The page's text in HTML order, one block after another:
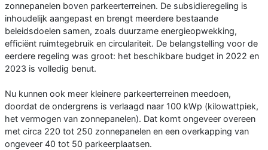
zonnepanelen boven parkeerterreinen. De subsidieregeling is
inhoudelijk aangepast en brengt meerdere bestaande
beleidsdoelen samen, zoals duurzame energieopwekking,
efficiënt ruimtegebruik en circulariteit. De belangstelling voor de
eerdere regeling was groot: het beschikbare budget in 2022 en
2023 is volledig benut.
Nu kunnen ook meer kleinere parkeerterreinen meedoen,
doordat de ondergrens is verlaagd naar 100 kWp (kilowattpiek,
het vermogen van zonnepanelen). Dat komt ongeveer overeen
met circa 220 tot 250 zonnepanelen en een overkapping van
ongeveer 40 tot 50 parkeerplaatsen.